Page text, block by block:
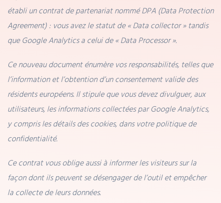
établi un contrat de partenariat nommé DPA (Data Protection
Agreement) : vous avez le statut de « Data collector » tandis
que Google Analytics a celui de « Data Processor ».
Ce nouveau document énumère vos responsabilités, telles que
l’information et l’obtention d’un consentement valide des
résidents européens. Il stipule que vous devez divulguer, aux
utilisateurs, les informations collectées par Google Analytics,
y compris les détails des cookies, dans votre politique de
confidentialité.
Ce contrat vous oblige aussi à informer les visiteurs sur la
façon dont ils peuvent se désengager de l’outil et empêcher
la collecte de leurs données.